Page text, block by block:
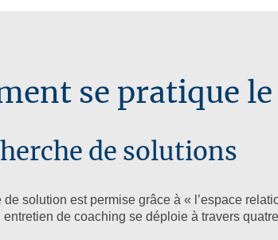
se pratique
de solutions
de solution est permise grâce à « l’espace
entretien de coaching se déploie à travers